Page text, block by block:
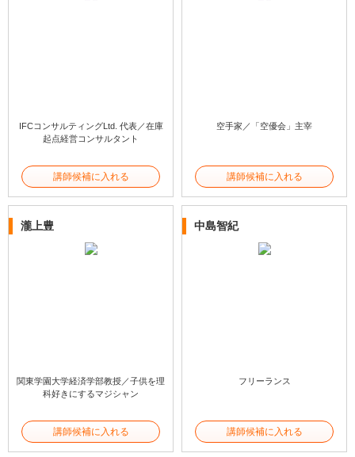
IFCコンサルティングLtd. 代表／在庫
起点経営コンサルタント
講師候補に入れる
空手家／「空優会」主宰
講師候補に入れる
瀧上豊
関東学園大学経済学部教授／子供を理
科好きにするマジシャン
講師候補に入れる
中島智紀
フリーランス
講師候補に入れる